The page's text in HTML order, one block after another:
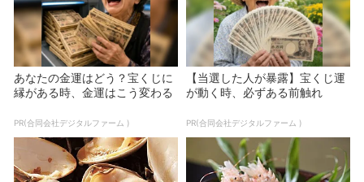
あなたの金運はどう？宝くじに
縁がある時、金運はこう変わる
PR(合同会社デジタルファーム )
【当選した人が暴露】宝くじ運
が動く時、必ずある前触れ
PR(合同会社デジタルファーム )